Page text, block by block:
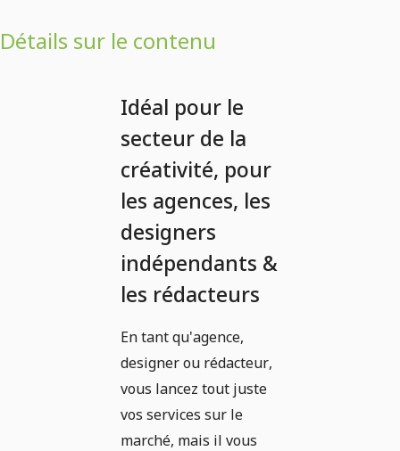
Détails sur le contenu
Idéal pour le
secteur de la
créativité, pour
les agences, les
designers
indépendants &
les rédacteurs
En tant qu'agence,
designer ou rédacteur,
vous lancez tout juste
vos services sur le
marché, mais il vous